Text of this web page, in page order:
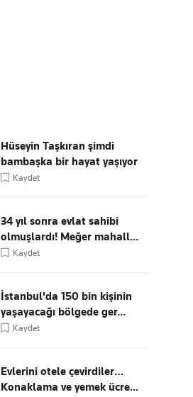
Hüseyin Taşkıran şimdi
bambaşka bir hayat yaşıyor
Kaydet
34 yıl sonra evlat sahibi
olmuşlardı! Meğer mahall...
Kaydet
İstanbul'da 150 bin kişinin
yaşayacağı bölgede ger...
Kaydet
Evlerini otele çevirdiler…
Konaklama ve yemek ücre...